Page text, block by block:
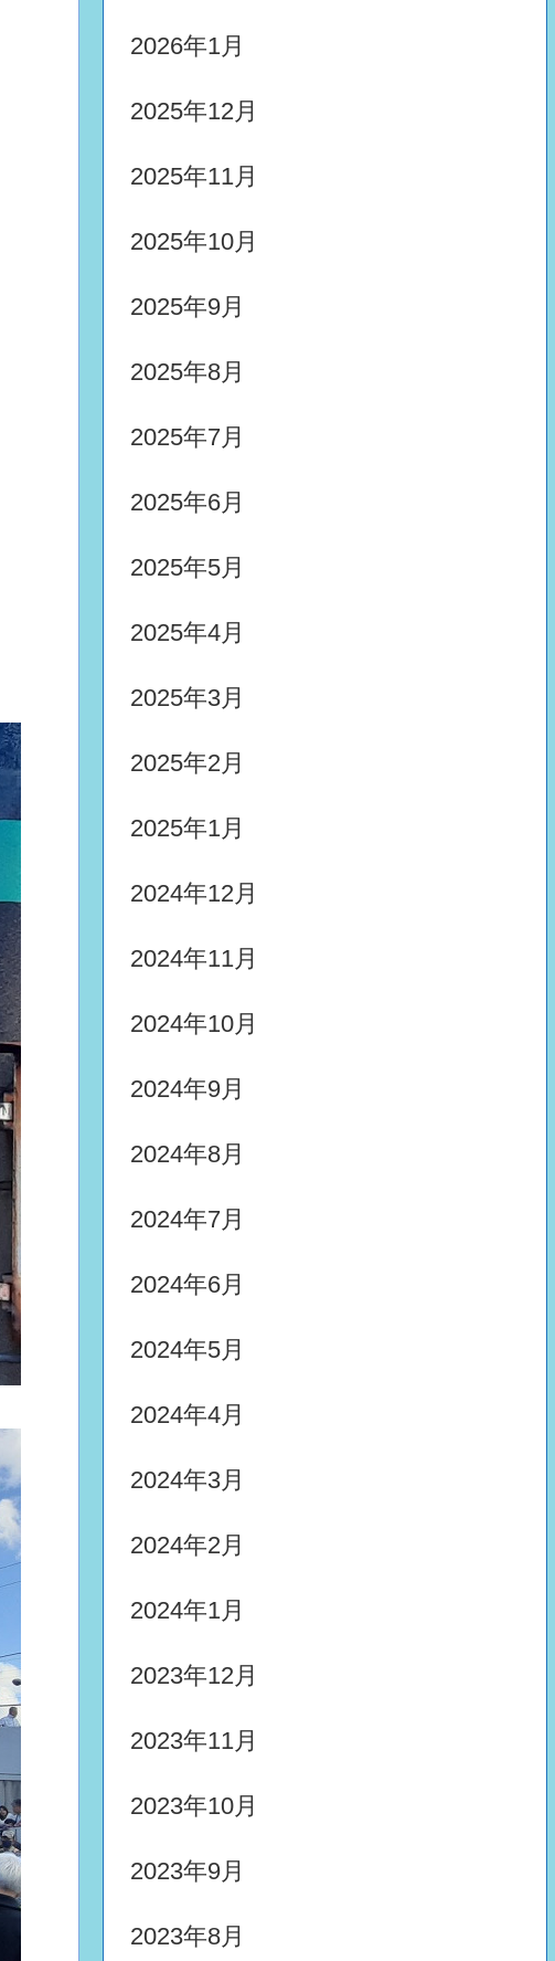
2026年1月
2025年12月
2025年11月
2025年10月
2025年9月
2025年8月
2025年7月
2025年6月
2025年5月
2025年4月
2025年3月
2025年2月
2025年1月
2024年12月
2024年11月
2024年10月
2024年9月
2024年8月
2024年7月
2024年6月
2024年5月
2024年4月
2024年3月
2024年2月
2024年1月
2023年12月
2023年11月
2023年10月
2023年9月
2023年8月